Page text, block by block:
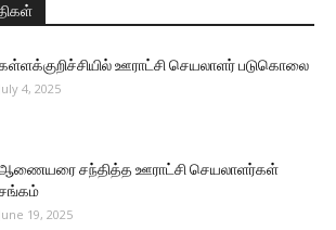
ஊராட்சி செயலாளர் படுகொலை
July 4, 2025
சந்தித்த ஊராட்சி செயலாளர்கள்
June 19, 2025